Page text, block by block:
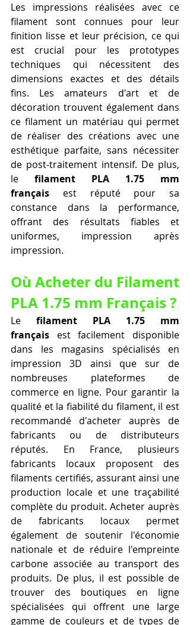
Les impressions réalisées avec ce
filament sont connues pour leur
finition lisse et leur précision, ce qui
est crucial pour les prototypes
techniques qui nécessitent des
dimensions exactes et des détails
fins. Les amateurs d'art et de
décoration trouvent également dans
ce filament un matériau qui permet
de réaliser des créations avec une
esthétique parfaite, sans nécessiter
de post-traitement intensif. De plus,
le filament PLA 1.75 mm
français est réputé pour sa
constance dans la performance,
offrant des résultats fiables et
uniformes, impression après
impression.
Où Acheter du Filament
PLA 1.75 mm Français ?
Le filament PLA 1.75 mm
français est facilement disponible
dans les magasins spécialisés en
impression 3D ainsi que sur de
nombreuses plateformes de
commerce en ligne. Pour garantir la
qualité et la fiabilité du filament, il est
recommandé d'acheter auprès de
fabricants ou de distributeurs
réputés. En France, plusieurs
fabricants locaux proposent des
filaments certifiés, assurant ainsi une
production locale et une traçabilité
complète du produit. Acheter auprès
de fabricants locaux permet
également de soutenir l'économie
nationale et de réduire l'empreinte
carbone associée au transport des
produits. De plus, il est possible de
trouver des boutiques en ligne
spécialisées qui offrent une large